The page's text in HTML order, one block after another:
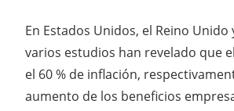
En Estados Unidos, el Reino Unido
varios estudios han revelado que
el 60 % de inflación,
aumento de los beneficios